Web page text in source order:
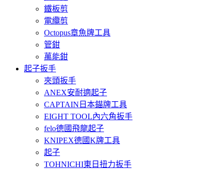
鐵板剪
電纜剪
Octopus章魚牌工具
管鉗
萬能鉗
起子扳手
夾頭扳手
ANEX安耐適起子
CAPTAIN日本錨牌工具
EIGHT TOOL內六角扳手
felo德國飛龍起子
KNIPEX德國K牌工具
起子
TOHNICHI東日扭力扳手